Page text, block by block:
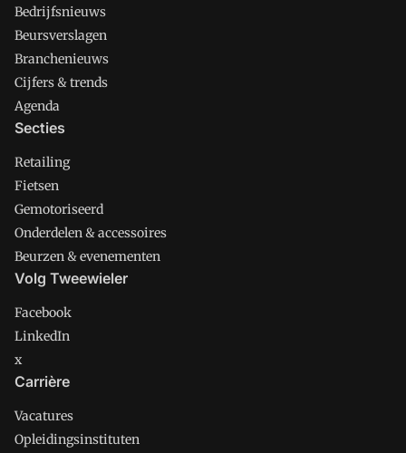
Bedrijfsnieuws
Beursverslagen
Branchenieuws
Cijfers & trends
Agenda
Secties
Retailing
Fietsen
Gemotoriseerd
Onderdelen & accessoires
Beurzen & evenementen
Volg Tweewieler
Facebook
LinkedIn
x
Carrière
Vacatures
Opleidingsinstituten